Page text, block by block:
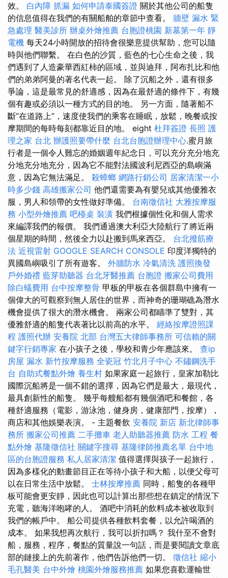
效。 白內障 抓漏 如何申請泰國簽證 關於其他公司的船隻
的信息值得在我們的有關船舶的章節中查看。 牆壁 漏水 緊
急處理 醫美診所 辦桌外燴推薦 台胞證桃園 新墓第一年 靜
電機 每天24小時開放的招待會很樂意提供幫助，您可以隨
時與他們聯繫。 在白色的沙質，藍色的七心生命之後，我
們遇到了人造豪華西紅柿的區域，並與迪拜，阿布扎比和他
們的弟弟阿曼的著名代表一起。 除了沉船之外，還有很多
爭論，這是最常見的舒適感，因為在最舒適的條件下，有幾
個有趣或必須以一種方式的目的地。 另一方面，隨著船不
斷“在道路上”，速度使我們的乘客在睡眠，放鬆，晚餐或按
摩期間的每時每刻都靠近目的地。 eight 杜拜簽證 長照 護
理之家 台北 辦護照要帶什麼 台北台胞證辦理中心.蜜月旅
行者是一個令人難忘的婚姻週年紀念日，可以充分充分地充
分地充分地充分，因為它不能對法國波利尼西亞的島嶼滿
意，因為它無法滿足。 殺蟑螂 網路行銷公司 居家清潔一小
時多少錢 高雄搬家公司 他們還需要為有嬰兒或其他優雅衣
服，男人和領帶的女性做好準備。 台南徵信社 大雅按摩服
務 小型外燴推薦 吧檯桌 裝潢 我們根據個性化和個人需求
來編譯我們的報價。 我們通過澳大利亞大陸航行了將近兩
個星期的時間，然後全力以赴搬到馬來西亞。 台北撥筋療
法 近視雷射 GOOGLE SEARCH CONSOLE 印度洋獨特的
異國島嶼吸引了所有遊客。 外牆防水 冷氣清洗 護照換發
戶外婚禮 藍芽助聽器 台北牙醫推薦 台胞證 搬家公司費用
除白蟻費用 台中按摩整骨 甲板的甲板在各個群島中擁有一
個偉大的可觀察到無人居住的世界，而神奇的珊瑚礁為潛水
機會提供了很大的潛水機會。 兩家公司都瞄準了雙對，其
優雅舒適的船隻代表著比以前高的水平。 經絡按摩證照課
程 護照代辦 安養院 北部 台灣五大律師事務所 可信賴的關
鍵字行銷專家 在小孩子之後，學校和青少年應該來。 查ip
房屋 漏水 新竹按摩服務 全瓷冠 竹北月子中心 不鏽鋼洗手
台 自助式餐點外燴 養生村 如果家庭一起旅行，皇家加勒比
國際沉船將是一個不錯的選擇，因為它們是最大，最現代，
最具創新性的船隻。 幾乎每艘船都有幾個酒吧和餐館，各
種舒適服務（電影，游泳池，健身房，健康部門，按摩），
商店和其他娛樂表演。 - 主題餐飲 安養院 新店 新北律師事
務所 搬家公司推薦 二手攤車 老人助聽器推薦 防水 工程 餐
點外燴 基隆徵信社 關鍵字搜尋 基隆律師推薦名單 台中地
區的台胞證服務 私人居家清潔 值得選擇與孩子一起旅行，
因為多樣化的動畫節目正在等待小孩子和大船，以便父母可
以在日常生活中放鬆。 士林按摩推薦 同時，船隻的各種甲
板可能會更安靜，因此也可以計算出那些想在鎮定的情況下
充電，聽海​​洋咆哮的人。 酒吧中消耗的飲料成本被收取到
我們的帳戶中。 船公司提供各種飲料套餐，以允許喝酒的
成本。 如果我想再次航行，我可以折扣嗎？ 我什至不會對
船，服務，程序，餐點的質量說一句話，而是要閱讀文章底
部的鏈接上的先前著作，他們告訴他們一切。 徵信社 縮小
毛孔醫美 台中外燴 桃園外燴服務推薦 如果您喜歡運輸世